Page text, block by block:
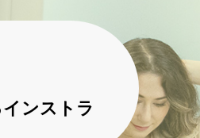
ンストラ